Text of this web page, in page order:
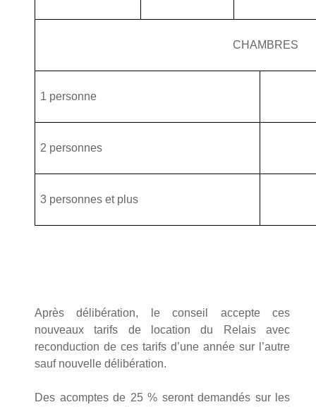
CHAMBRES
1 personne
2 personnes
3 personnes et plus
Après délibération, le conseil accepte ces
nouveaux tarifs de location du Relais avec
reconduction de ces tarifs d’une année sur l’autre
sauf nouvelle délibération.
Des acomptes de 25 % seront demandés sur les